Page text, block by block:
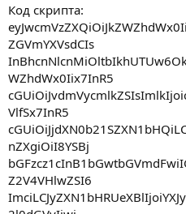
Код скрипта:
ZGVmYXVsdCIs
WZhdWx0Iix7InR5
VlfSx7InR5
nZXgiOiI8YSBj
Z2V4VHlwZSI6